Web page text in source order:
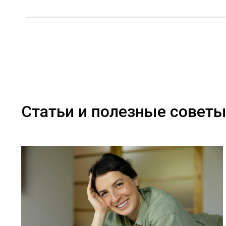
Статьи и полезные советы